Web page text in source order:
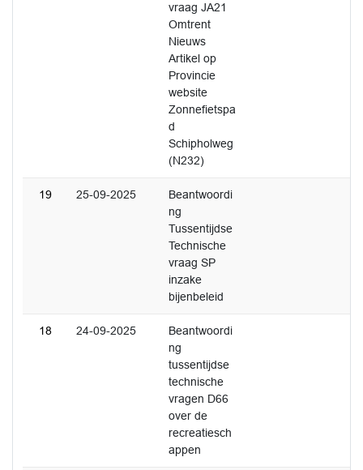
vraag JA21
Omtrent
Nieuws
Artikel op
Provincie
website
Zonnefietspa
d
Schipholweg
(N232)
19 25-09-2025
Beantwoordi
ng
Tussentijdse
Technische
vraag SP
inzake
bijenbeleid
18 24-09-2025
Beantwoordi
ng
tussentijdse
technische
vragen D66
over de
recreatiesch
appen